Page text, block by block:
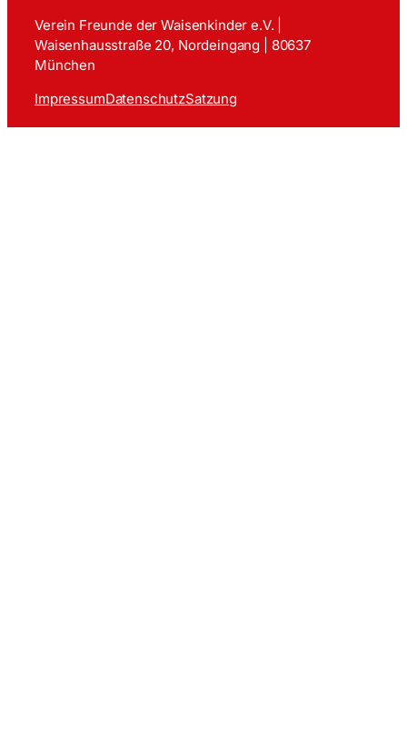
Verein Freunde der Waisenkinder e.V. |
Waisenhausstraße 20, Nordeingang | 80637
München
ImpressumDatenschutzSatzung